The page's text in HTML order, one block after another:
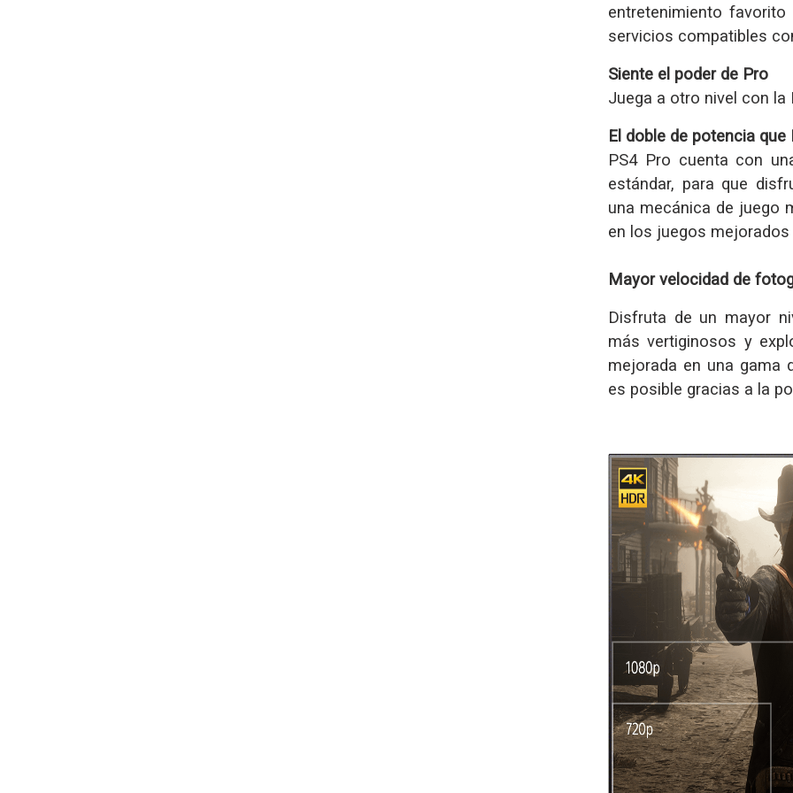
entretenimiento
servicios compatibles
Siente el poder de Pro
Juega a otro nivel con
El doble de potencia que
PS4 Pro cuenta con
estándar, para que
una mecánica de juego
en los juegos mejorados
Mayor velocidad de
Disfruta de un mayor
más vertiginosos y
mejorada en una gama
es posible gracias a la